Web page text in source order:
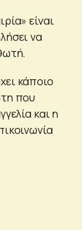
είναι
να
κάποιο
που
και η